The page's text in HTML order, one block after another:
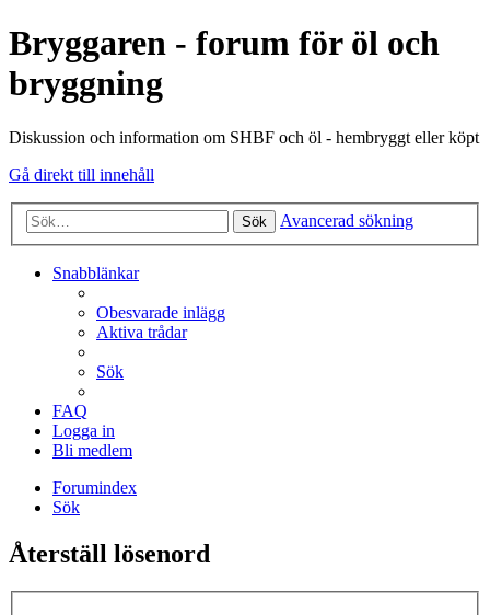
Bryggaren - forum för öl och
bryggning
Diskussion och information om SHBF och öl - hembryggt eller köpt
Gå direkt till innehåll
Sök Avancerad sökning
Snabblänkar
Obesvarade inlägg
Aktiva trådar
Sök
FAQ
Logga in
Bli medlem
Forumindex
Sök
Återställ lösenord